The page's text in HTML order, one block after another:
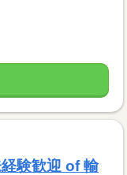
験歓迎 of 輸